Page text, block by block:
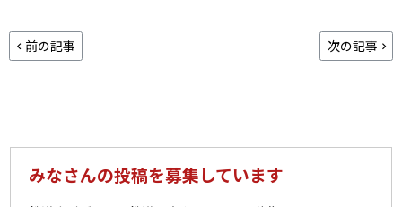
前の記事 次の記事
みなさんの投稿を募集しています